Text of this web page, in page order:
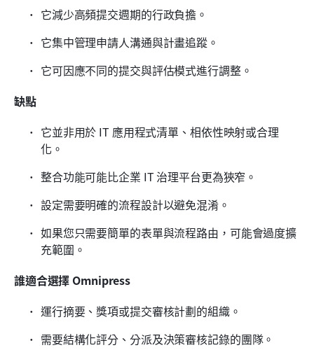
它減少高頻提交週期的行政負擔。
它集中管理申請人溝通與計畫追蹤。
它可因應不同的提交與評估模式進行調整。
缺點
它並非用於 IT 應用程式清單、相依性映射或合理
化。
整合功能可能比企業 IT 治理平台更為狹窄。
設定需要明確的流程設計以避免混淆。
如果您只需要簡單的表單與流程路由，可能會過度擴
充範圍。
誰適合選擇 Omnipress
運行摘要、獎項或提交審核計劃的組織。
需要結構化評分、分派及決策審核記錄的團隊。